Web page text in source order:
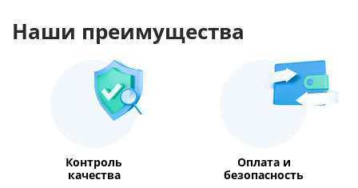
Наши преимущества
Контроль
качества
Оплата и
безопасность